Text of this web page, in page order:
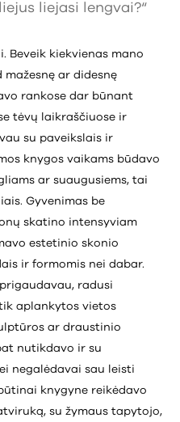
liejasi lengvai?“
Beveik kiekvienas mano
ar didesnę
rankose dar būnant
tėvų laikraščiuose ir
su paveikslais ir
knygos vaikams būdavo
ar suaugusiems, tai
Gyvenimas be
skatino intensyviam
estetinio skonio
ir formomis nei dabar.
radusi
aplankytos vietos
ar draustinio
nutikdavo ir su
negalėdavai sau leisti
knygyne reikėdavo
su žymaus tapytojo,